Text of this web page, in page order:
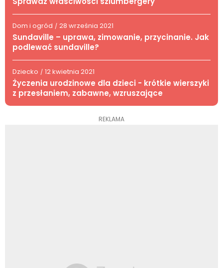
Dom i ogród / 28 września 2021
Sundaville – uprawa, zimowanie, przycinanie. Jak
podlewać sundaville?
Dziecko / 12 kwietnia 2021
Życzenia urodzinowe dla dzieci - krótkie wierszyki
z przesłaniem, zabawne, wzruszające
REKLAMA